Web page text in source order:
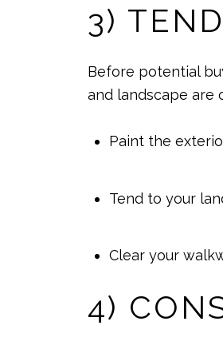
3)
Before potential
and landscape are
Paint the
Tend to your
Clear your
4)